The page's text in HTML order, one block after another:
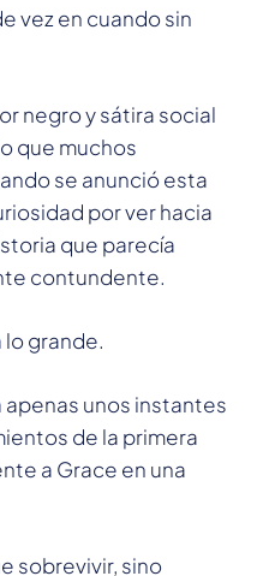
vez en cuando sin
negro y sátira social
que muchos
se anunció esta
por ver hacia
que parecía
contundente.
lo grande.
apenas unos instantes
de la primera
a Grace en una
sobrevivir, sino